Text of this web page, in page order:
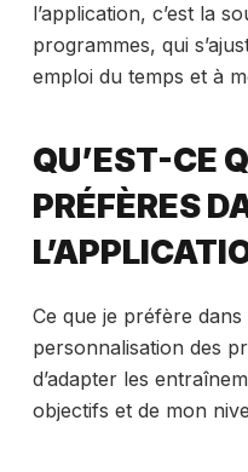
l’application, c’est la
programmes, qui
emploi du temps et à
QU’EST-CE
PRÉFÈRES
Ce que je préfère dans
personnalisation des
d’adapter les
objectifs et de mon